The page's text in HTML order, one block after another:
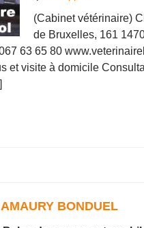
(Cabinet vétérinaire)
de Bruxelles, 161
63 65 80
et visite à domicile
AMAURY BONDUEL